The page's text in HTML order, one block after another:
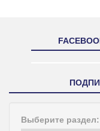
Выберите раздел: